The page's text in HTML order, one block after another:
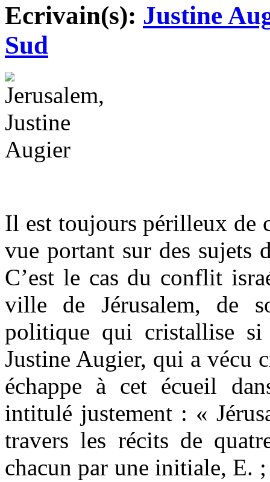
Ecrivain(s): Justine
Sud
Il est toujours périlleux de
vue portant sur des sujets
C’est le cas du conflit
ville de Jérusalem, de
politique qui cristallise si
Justine Augier, qui a vécu
échappe à cet écueil
intitulé justement : «
travers les récits de
chacun par une initiale, E.